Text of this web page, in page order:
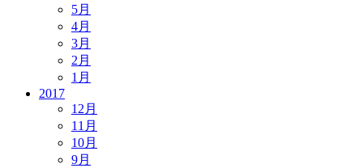
5月
4月
3月
2月
1月
2017
12月
11月
10月
9月